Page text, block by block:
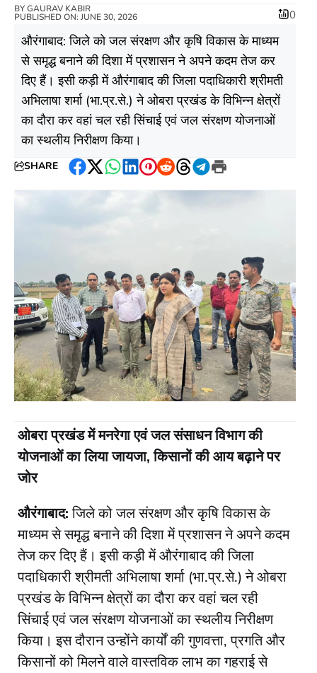
BYGAURAV KABIR
PUBLISHED ON: JUNE 30, 2026 0
औरंगाबाद: जिले को जल संरक्षण और कृषि विकास के माध्यम
से समृद्ध बनाने की दिशा में प्रशासन ने अपने कदम तेज कर
दिए हैं। इसी कड़ी में औरंगाबाद की जिला पदाधिकारी श्रीमती
अभिलाषा शर्मा (भा.प्र.से.) ने ओबरा प्रखंड के विभिन्न क्षेत्रों
का दौरा कर वहां चल रही सिंचाई एवं जल संरक्षण योजनाओं
का स्थलीय निरीक्षण किया।
SHARE
Facebook
Twitter
WhatsApp
LinkedIn
Pinterest
RedditThreads
Telegram
Print
ओबरा प्रखंड में मनरेगा एवं जल संसाधन विभाग की
योजनाओं का लिया जायजा, किसानों की आय बढ़ाने पर
जोर
औरंगाबाद:जिले को जल संरक्षण और कृषि विकास के
माध्यम से समृद्ध बनाने की दिशा में प्रशासन ने अपने कदम
तेज कर दिए हैं। इसी कड़ी में औरंगाबाद की जिला
पदाधिकारी श्रीमती अभिलाषा शर्मा (भा.प्र.से.) ने ओबरा
प्रखंड के विभिन्न क्षेत्रों का दौरा कर वहां चल रही
सिंचाई एवं जल संरक्षण योजनाओं का स्थलीय निरीक्षण
किया। इस दौरान उन्होंने कार्यों की गुणवत्ता, प्रगति और
किसानों को मिलने वाले वास्तविक लाभ का गहराई से